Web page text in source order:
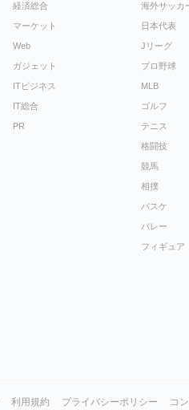
経済総合
マーケット
Web
ガジェット
ITビジネス
IT総合
PR
海外サッカ
日本代表
Jリーグ
プロ野球
MLB
ゴルフ
テニス
格闘技
競馬
相撲
バスケ
バレー
フィギュア
利用規約 プライバシーポリシー コ